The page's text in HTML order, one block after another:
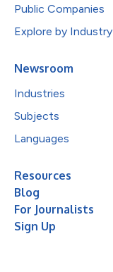
Public Companies
Explore by Industry
Newsroom
Industries
Subjects
Languages
Resources
Blog
For Journalists
Sign Up